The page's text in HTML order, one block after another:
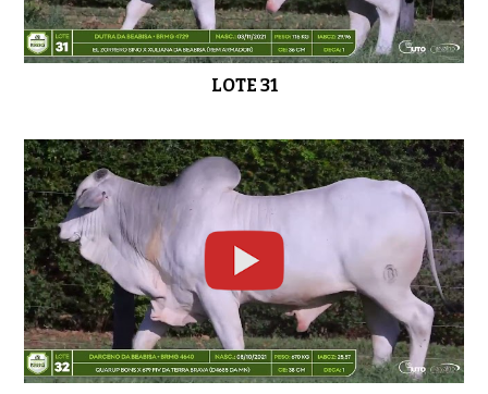
LOTE 31